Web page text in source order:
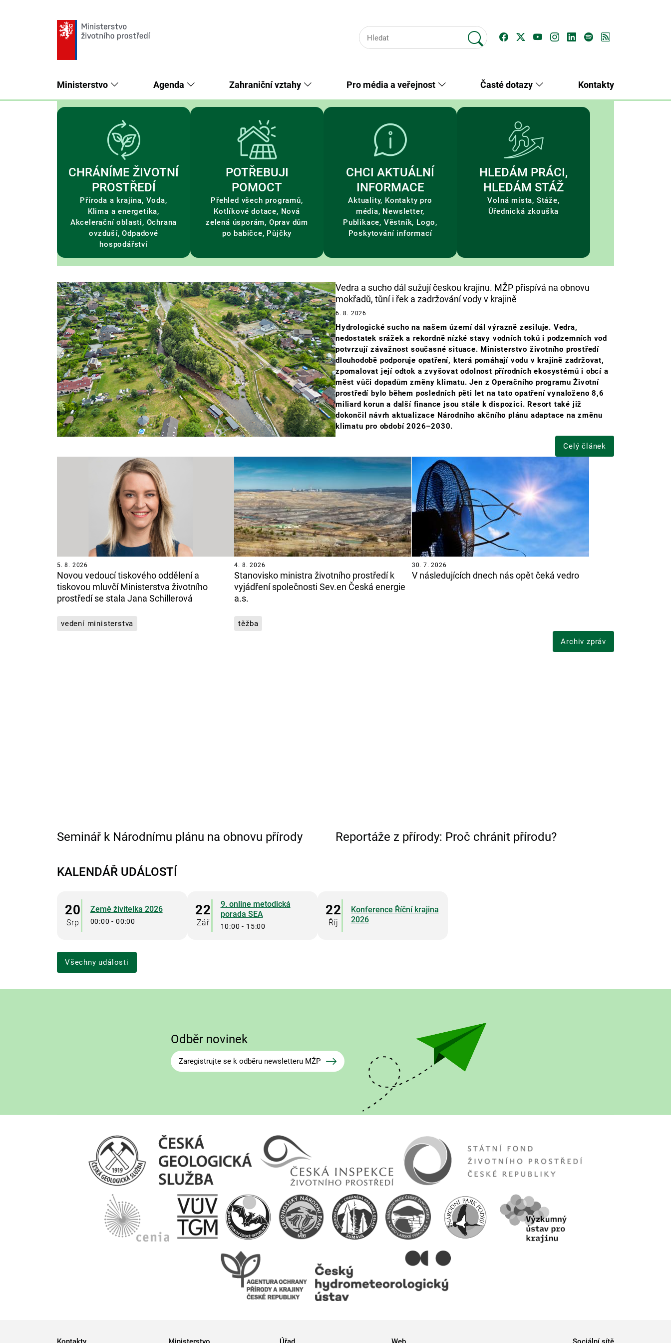
Ministerstvo Agenda Zahraniční vztahy Pro média a veřejnost Časté dotazy Kontakty
CHRÁNÍME ŽIVOTNÍ
PROSTŘEDÍ
Příroda a krajina, Voda,
Klima a energetika,
Akcelerační oblasti, Ochrana
ovzduší, Odpadové
hospodářství
POTŘEBUJI
POMOCT
Přehled všech programů,
Kotlíkové dotace, Nová
zelená úsporám, Oprav dům
po babičce, Půjčky
CHCI AKTUÁLNÍ
INFORMACE
Aktuality, Kontakty pro
média, Newsletter,
Publikace, Věstník, Logo,
Poskytování informací
HLEDÁM PRÁCI,
HLEDÁM STÁŽ
Volná místa, Stáže,
Úřednická zkouška
Vedra a sucho dál sužují českou krajinu. MŽP přispívá na obnovu
mokřadů, tůní i řek a zadržování vody v krajině
Hydrologické sucho na našem území dál výrazně zesiluje. Vedra,
nedostatek srážek a rekordně nízké stavy vodních toků i podzemních vod
potvrzují závažnost současné situace. Ministerstvo životního prostředí
dlouhodobě podporuje opatření, která pomáhají vodu v krajině zadržovat,
zpomalovat její odtok a zvyšovat odolnost přírodních ekosystémů i obcí a
měst vůči dopadům změny klimatu. Jen z Operačního programu Životní
prostředí bylo během posledních pěti let na tato opatření vynaloženo 8,6
miliard korun a další finance jsou stále k dispozici. Resort také již
dokončil návrh aktualizace Národního akčního plánu adaptace na změnu
klimatu pro období 2026–2030.
6. 8. 2026
Celý článek
Novou vedoucí tiskového oddělení a
tiskovou mluvčí Ministerstva životního
prostředí se stala Jana Schillerová
5. 8. 2026
vedení ministerstva
Stanovisko ministra životního prostředí k
vyjádření společnosti Sev.en Česká energie
a.s.
4. 8. 2026
těžba
V následujících dnech nás opět čeká vedro
30. 7. 2026
Archiv zpráv
Seminář k Národnímu plánu na obnovu přírody Reportáže z přírody: Proč chránit přírodu?
KALENDÁŘ UDÁLOSTÍ
20
Srp
Země živitelka 2026
00:00 - 00:00
22
Zář
9. online metodická
porada SEA
10:00 - 15:00
22
Říj
Konference Říční krajina
2026
Všechny události
Odběr novinek
Zaregistrujte se k odběru newsletteru MŽP